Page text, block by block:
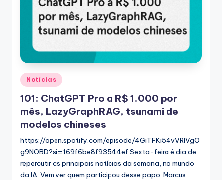
Posted
in
Notícias
101: ChatGPT Pro a R$ 1.000 por
mês, LazyGraphRAG, tsunami de
modelos chineses
https://open.spotify.com/episode/4GiTFKi54vVRIVgO
g9NOBD?si=169f6be8f93544ef Sexta-feira é dia de
repercutir as principais notícias da semana, no mundo
da IA. Vem ver quem participou desse papo: Marcus